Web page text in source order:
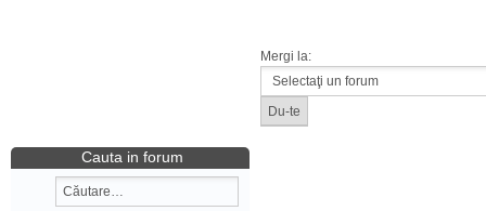
Mergi la:
Cauta in forum